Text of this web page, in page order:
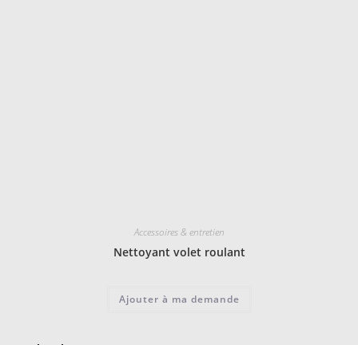
Accessoires & entretien
Nettoyant volet roulant
Ajouter à ma demande